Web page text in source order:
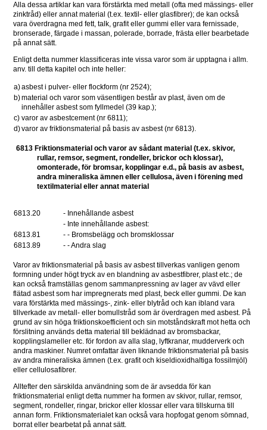
Alla dessa artiklar kan vara förstärkta med metall (ofta med mässings- eller
zinktråd) eller annat material (t.ex. textil- eller glasfibrer); de kan också
vara överdragna med fett, talk, grafit eller gummi eller vara fernissade,
bronserade, färgade i massan, polerade, borrade, frästa eller bearbetade
på annat sätt.
Enligt detta nummer klassificeras inte vissa varor som är upptagna i allm.
anv. till detta kapitel och inte heller:
a)asbest i pulver- eller flockform (nr 2524);
b)material och varor som väsentligen består av plast, även om de
innehåller asbest som fyllmedel (39 kap.);
c) varor av asbestcement (nr 6811);
d)varor av friktionsmaterial på basis av asbest (nr 6813).
6813 Friktionsmaterial och varor av sådant material (t.ex. skivor,
rullar, remsor, segment, rondeller, brickor och klossar),
omonterade, för bromsar, kopplingar e.d., på basis av asbest,
andra mineraliska ämnen eller cellulosa, även i förening med
textilmaterial eller annat material
6813.20
- Innehållande asbest
- Inte innehållande asbest:
6813.81
- - Bromsbelägg och bromsklossar
6813.89
- - Andra slag
Varor av friktionsmaterial på basis av asbest tillverkas vanligen genom
formning under högt tryck av en blandning av asbestfibrer, plast etc.; de
kan också framställas genom sammanpressning av lager av vävd eller
flätad asbest som har impregnerats med plast, beck eller gummi. De kan
vara förstärkta med mässings-, zink- eller blytråd och kan ibland vara
tillverkade av metall- eller bomullstråd som är överdragen med asbest. På
grund av sin höga friktionskoefficient och sin motståndskraft mot hetta och
förslitning används detta material till beklädnad av bromsbackar,
kopplingslameller etc. för fordon av alla slag, lyftkranar, mudderverk och
andra maskiner. Numret omfattar även liknande friktionsmaterial på basis
av andra mineraliska ämnen (t.ex. grafit och kiseldioxidhaltiga fossilmjöl)
eller cellulosafibrer.
Alltefter den särskilda användning som de är avsedda för kan
friktionsmaterial enligt detta nummer ha formen av skivor, rullar, remsor,
segment, rondeller, ringar, brickor eller klossar eller vara tillskurna till
annan form. Friktionsmaterialet kan också vara hopfogat genom sömnad,
borrat eller bearbetat på annat sätt.